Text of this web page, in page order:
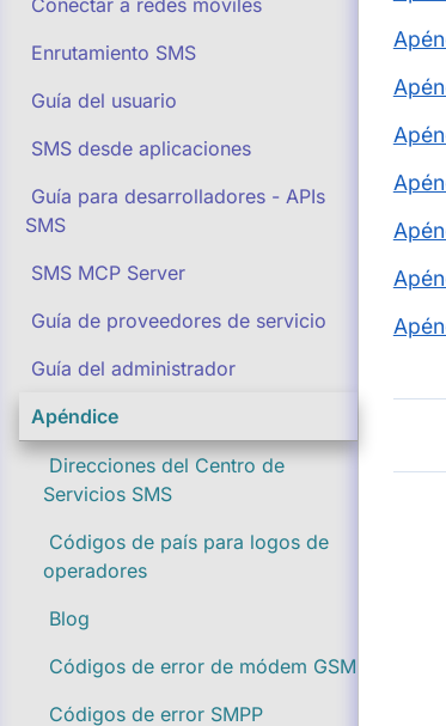
Conectar a redes móviles
Enrutamiento SMS
Guía del usuario
SMS desde aplicaciones
Guía para desarrolladores - APIs
SMS
SMS MCP Server
Guía de proveedores de servicio
Guía del administrador
Apéndice
Direcciones del Centro de
Servicios SMS
Códigos de país para logos de
operadores
Blog
Códigos de error de módem GSM
Códigos de error SMPP